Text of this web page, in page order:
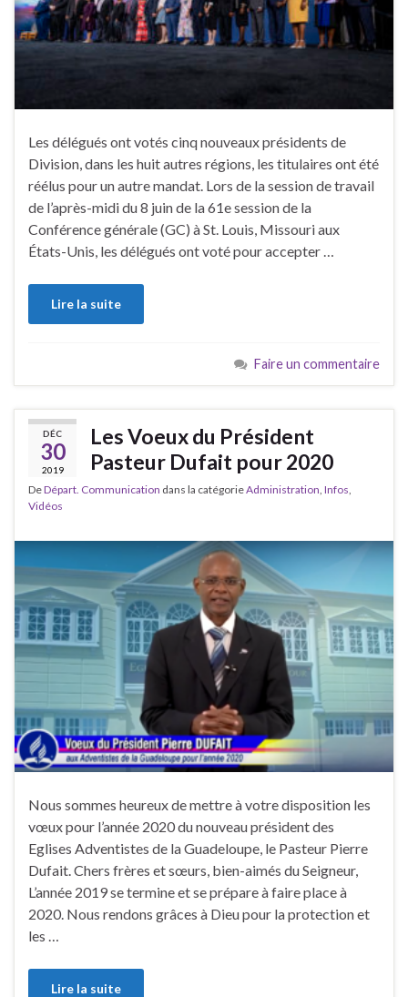
Les délégués ont votés cinq nouveaux présidents de
Division, dans les huit autres régions, les titulaires ont été
réélus pour un autre mandat. Lors de la session de travail
de l’après-midi du 8 juin de la 61e session de la
Conférence générale (GC) à St. Louis, Missouri aux
États-Unis, les délégués ont voté pour accepter …
Lire la suite
Faire un commentaire
DÉC
30
2019
Les Voeux du Président
Pasteur Dufait pour 2020
DeDépart. Communication dans la catégorieAdministration, Infos,
Vidéos
Nous sommes heureux de mettre à votre disposition les
vœux pour l’année 2020 du nouveau président des
Eglises Adventistes de la Guadeloupe, le Pasteur Pierre
Dufait. Chers frères et sœurs, bien-aimés du Seigneur,
L’année 2019 se termine et se prépare à faire place à
2020. Nous rendons grâces à Dieu pour la protection et
les …
Lire la suite